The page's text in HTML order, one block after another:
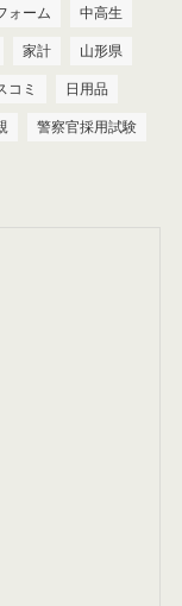
ォーム 中高生
家計 山形県
コミ 日用品
警察官採用試験